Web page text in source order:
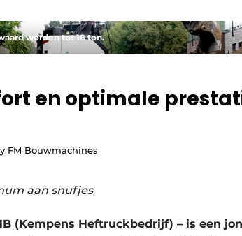
worden tot 18 ton.
en optimale
FM Bouwmachines
aan snufjes
(Kempens Heftruckbedrijf) – is een